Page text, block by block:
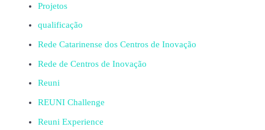
Projetos
qualificação
Rede Catarinense dos Centros de Inovação
Rede de Centros de Inovação
Reuni
REUNI Challenge
Reuni Experience